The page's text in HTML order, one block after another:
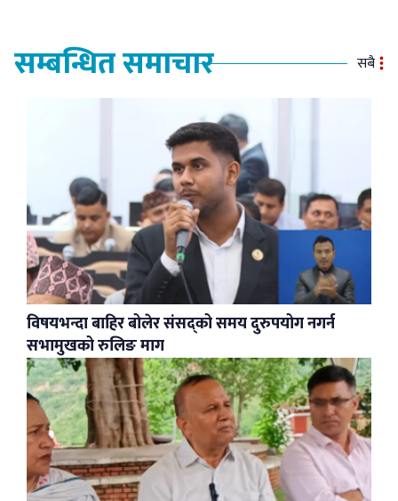
सम्बन्धित समाचार सबै
विषयभन्दा बाहिर बोलेर संसद्को समय दुरुपयोग नगर्न
सभामुखको रुलिङ माग